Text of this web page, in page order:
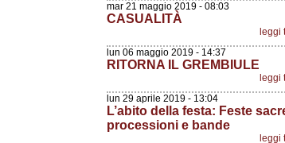
mar 21 maggio 2019 - 08:03
CASUALITÀ
leggi
lun 06 maggio 2019 - 14:37
RITORNA IL GREMBIULE
leggi
lun 29 aprile 2019 - 13:04
L’abito della festa: Feste
processioni e bande
leggi